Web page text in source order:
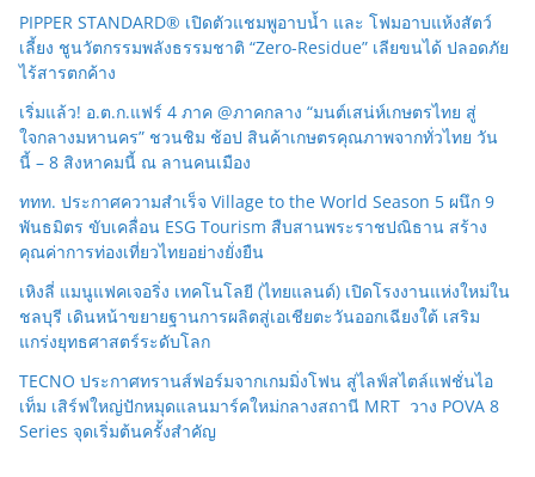
PIPPER STANDARD® เปิดตัวแชมพูอาบน้ำ และ โฟมอาบแห้งสัตว์
เลี้ยง ชูนวัตกรรมพลังธรรมชาติ “Zero-Residue” เลียขนได้ ปลอดภัย
ไร้สารตกค้าง
เริ่มแล้ว! อ.ต.ก.แฟร์ 4 ภาค @ภาคกลาง “มนต์เสน่ห์เกษตรไทย สู่
ใจกลางมหานคร” ชวนชิม ช้อป สินค้าเกษตรคุณภาพจากทั่วไทย วัน
นี้ – 8 สิงหาคมนี้ ณ ลานคนเมือง
ททท. ประกาศความสำเร็จ Village to the World Season 5 ผนึก 9
พันธมิตร ขับเคลื่อน ESG Tourism สืบสานพระราชปณิธาน สร้าง
คุณค่าการท่องเที่ยวไทยอย่างยั่งยืน
เหิงลี่ แมนูแฟคเจอริ่ง เทคโนโลยี (ไทยแลนด์) เปิดโรงงานแห่งใหม่ใน
ชลบุรี เดินหน้าขยายฐานการผลิตสู่เอเชียตะวันออกเฉียงใต้ เสริม
แกร่งยุทธศาสตร์ระดับโลก
TECNO ประกาศทรานส์ฟอร์มจากเกมมิ่งโฟน สู่ไลฟ์สไตล์แฟชั่นไอ
เท็ม เสิร์ฟใหญ่ปักหมุดแลนมาร์คใหม่กลางสถานี MRT วาง POVA 8
Series จุดเริ่มต้นครั้งสำคัญ